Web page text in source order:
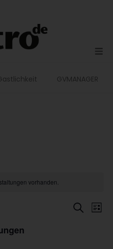
GVMANAGER
vorhanden.
Suche
SucheListe